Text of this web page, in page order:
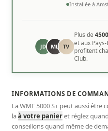
Installée à
JD ML TV
Plus de
et aux
profitent
Club.
INFORMATIONS DE
La WMF 5000 S+ peut aussi
laà votre panieret réglez
conseillons quand même de